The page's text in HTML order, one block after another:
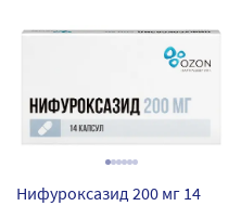
Нифуроксазид 200 мг 14